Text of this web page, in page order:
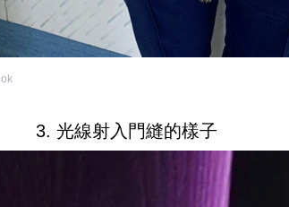
3. 光線射入門縫的樣子